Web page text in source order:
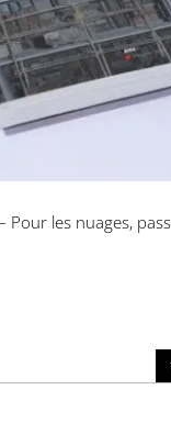
Pour les nuages,